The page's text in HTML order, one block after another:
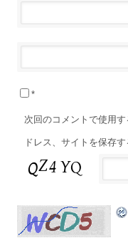
次回のコメントで使用
ドレス、サイトを保存す
*